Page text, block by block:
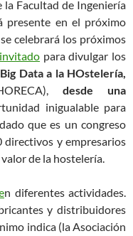
Facultad de Ingeniería
presente en el próximo
celebrará los próximos
para divulgar los
Big Data a la HOstelería,
desde una
inigualable para
que es un congreso
directivos y empresarios
de la hostelería.
n diferentes actividades.
y distribuidores
indica (la Asociación